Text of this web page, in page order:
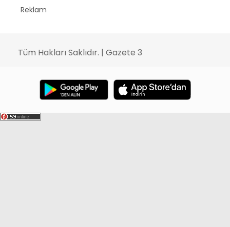
Reklam
Tüm Hakları Saklıdır. | Gazete 3